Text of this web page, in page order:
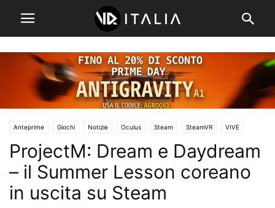
Anteprime Giochi Notizie Oculus Steam SteamVR VIVE
ProjectM: Dream e Daydream
– il Summer Lesson coreano
in uscita su Steam